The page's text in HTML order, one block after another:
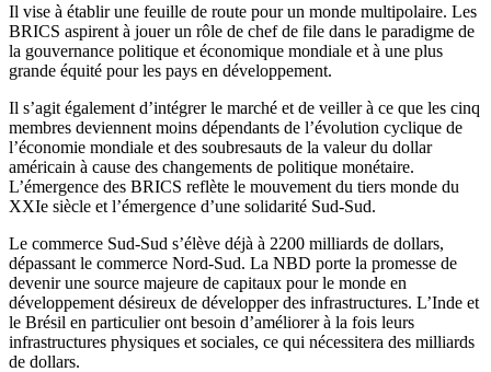
Il vise à établir une feuille de route pour un monde multipolaire. Les
BRICS aspirent à jouer un rôle de chef de file dans le paradigme de
la gouvernance politique et économique mondiale et à une plus
grande équité pour les pays en développement.
Il s’agit également d’intégrer le marché et de veiller à ce que les cinq
membres deviennent moins dépendants de l’évolution cyclique de
l’économie mondiale et des soubresauts de la valeur du dollar
américain à cause des changements de politique monétaire.
L’émergence des BRICS reflète le mouvement du tiers monde du
XXIe siècle et l’émergence d’une solidarité Sud-Sud.
Le commerce Sud-Sud s’élève déjà à 2200 milliards de dollars,
dépassant le commerce Nord-Sud. La NBD porte la promesse de
devenir une source majeure de capitaux pour le monde en
développement désireux de développer des infrastructures. L’Inde et
le Brésil en particulier ont besoin d’améliorer à la fois leurs
infrastructures physiques et sociales, ce qui nécessitera des milliards
de dollars.